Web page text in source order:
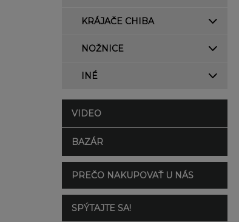
KRÁJAČE CHIBA
NOŽNICE
INÉ
VIDEO
BAZÁR
PREČO NAKUPOVAŤ U NÁS
SPÝTAJTE SA!